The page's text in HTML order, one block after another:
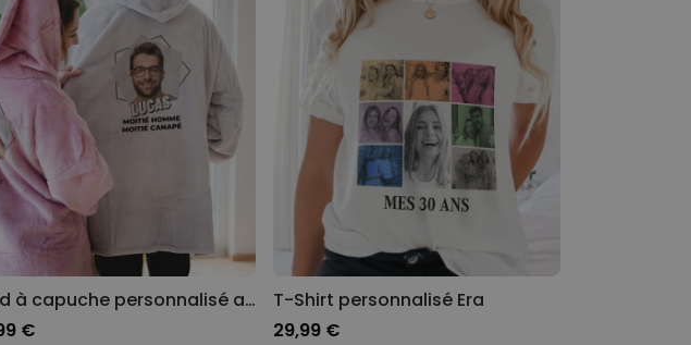
Plaid à capuche personnalisé avec photo et texte
€
T-Shirt personnalisé Era
29,99 €